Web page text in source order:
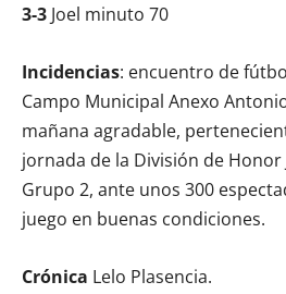
3-3 Joel minuto 70
Incidencias: encuentro de
Campo Municipal Anexo
mañana agradable,
jornada de la División de Honor
Grupo 2, ante unos 300
juego en buenas condiciones.
Crónica Lelo Plasencia.